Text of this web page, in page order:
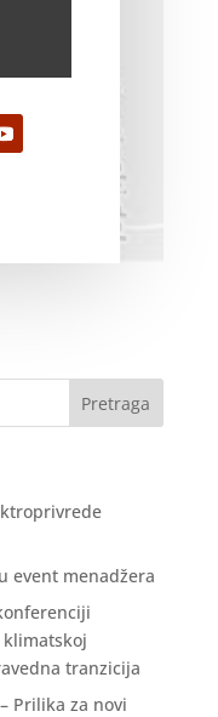
event menadžera
klimatskoj
tranzicija
– Prilika za novi